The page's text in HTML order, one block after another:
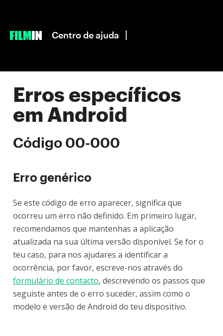
|
Centro de ajuda
Erros específicos
em Android
Código 00-000
Erro genérico
Se este código de erro aparecer, significa que
ocorreu um erro não definido. Em primeiro lugar,
recomendamos que mantenhas a aplicação
atualizada na sua última versão disponível. Se for o
teu caso, para nos ajudares a identificar a
ocorrência, por favor, escreve-nos através do
formulário de contacto, descrevendo os passos que
seguiste antes de o erro suceder, assim como o
modelo e versão de Android do teu dispositivo.